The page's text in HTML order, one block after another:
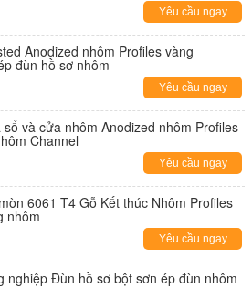
Yêu cầu ngay
Anodized nhôm Profiles vàng
đùn hồ sơ nhôm
Yêu cầu ngay
sổ và cửa nhôm Anodized nhôm Profiles
Channel
Yêu cầu ngay
6061 T4 Gỗ Kết thúc Nhôm Profiles
nhôm
Yêu cầu ngay
nghiệp Đùn hồ sơ bột sơn ép đùn nhôm